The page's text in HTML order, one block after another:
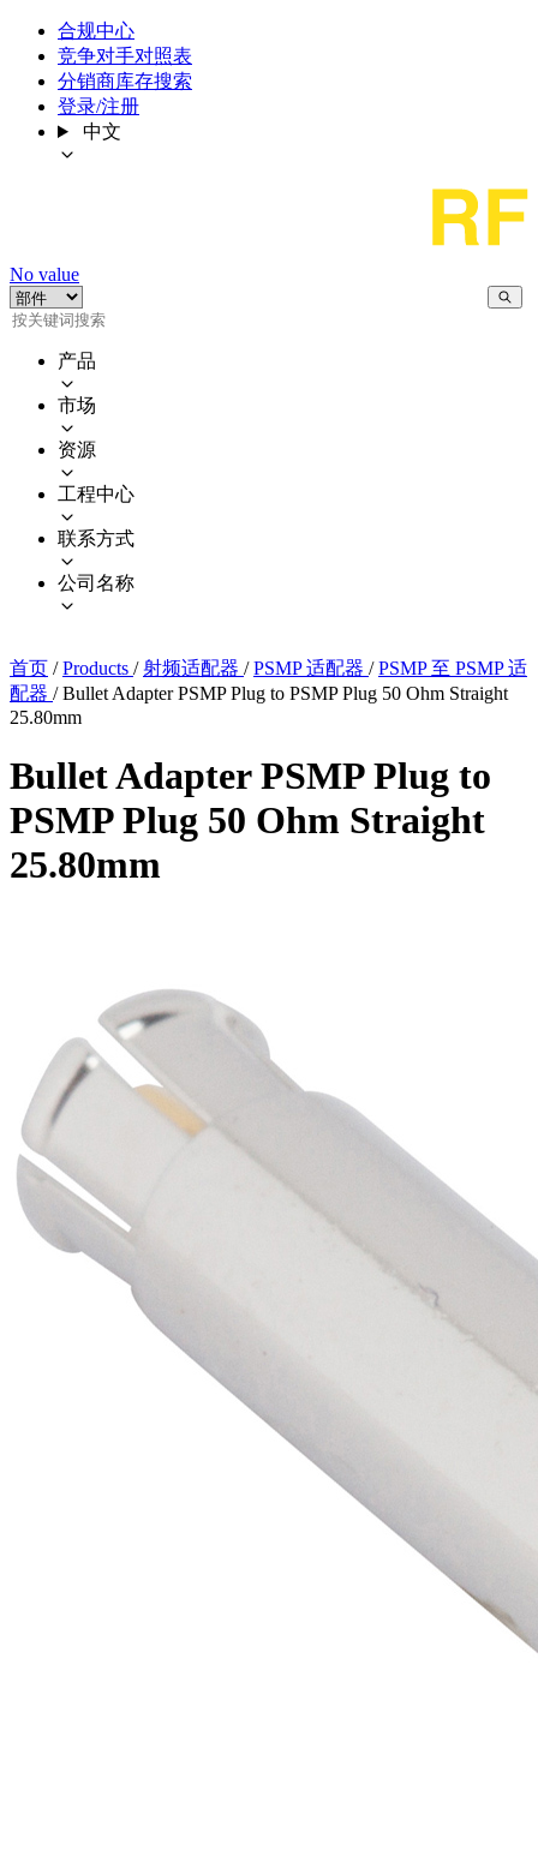
合规中心
竞争对手对照表
分销商库存搜索
登录/注册
中文
No value
产品
市场
资源
工程中心
联系方式
公司名称
首页 / Products / 射频适配器 / PSMP 适配器 / PSMP 至 PSMP 适
配器 / Bullet Adapter PSMP Plug to PSMP Plug 50 Ohm Straight
25.80mm
Bullet Adapter PSMP Plug to
PSMP Plug 50 Ohm Straight
25.80mm